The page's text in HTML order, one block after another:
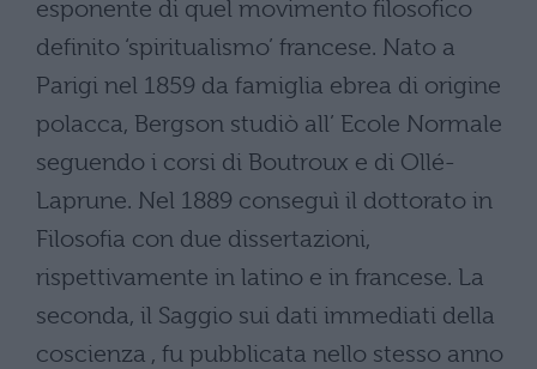
esponente di quel movimento filosofico
definito ‘spiritualismo’ francese. Nato a
Parigi nel 1859 da famiglia ebrea di origine
polacca, Bergson studiò all’ Ecole Normale
seguendo i corsi di Boutroux e di Ollé-
Laprune. Nel 1889 conseguì il dottorato in
Filosofia con due dissertazioni,
rispettivamente in latino e in francese. La
seconda, il Saggio sui dati immediati della
coscienza , fu pubblicata nello stesso anno